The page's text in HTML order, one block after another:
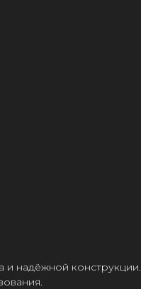
и надёжной конструкции.